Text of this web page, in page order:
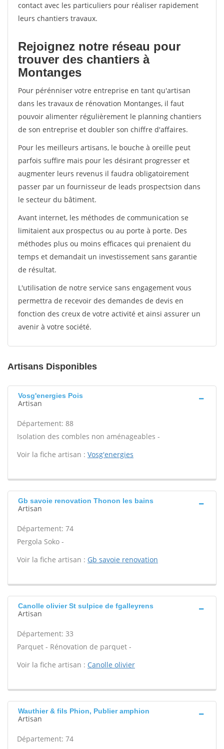
contact avec les particuliers pour réaliser rapidement
leurs chantiers travaux.
Rejoignez notre réseau pour
trouver des chantiers à
Montanges
Pour pérénniser votre entreprise en tant qu'artisan
dans les travaux de rénovation Montanges, il faut
pouvoir alimenter régulièrement le planning chantiers
de son entreprise et doubler son chiffre d'affaires.
Pour les meilleurs artisans, le bouche à oreille peut
parfois suffire mais pour les désirant progresser et
augmenter leurs revenus il faudra obligatoirement
passer par un fournisseur de leads prospectsion dans
le secteur du bâtiment.
Avant internet, les méthodes de communication se
limitaient aux prospectus ou au porte à porte. Des
méthodes plus ou moins efficaces qui prenaient du
temps et demandait un investissement sans garantie
de résultat.
L'utilisation de notre service sans engagement vous
permettra de recevoir des demandes de devis en
fonction des creux de votre activité et ainsi assurer un
avenir à votre société.
Artisans Disponibles
Vosg'energies Pois
Artisan
Département: 88
Isolation des combles non aménageables -
Voir la fiche artisan : Vosg'energies
Gb savoie renovation Thonon les bains
Artisan
Département: 74
Pergola Soko -
Voir la fiche artisan : Gb savoie renovation
Canolle olivier St sulpice de fgalleyrens
Artisan
Département: 33
Parquet - Rénovation de parquet -
Voir la fiche artisan : Canolle olivier
Wauthier & fils Phion, Publier amphion
Artisan
Département: 74